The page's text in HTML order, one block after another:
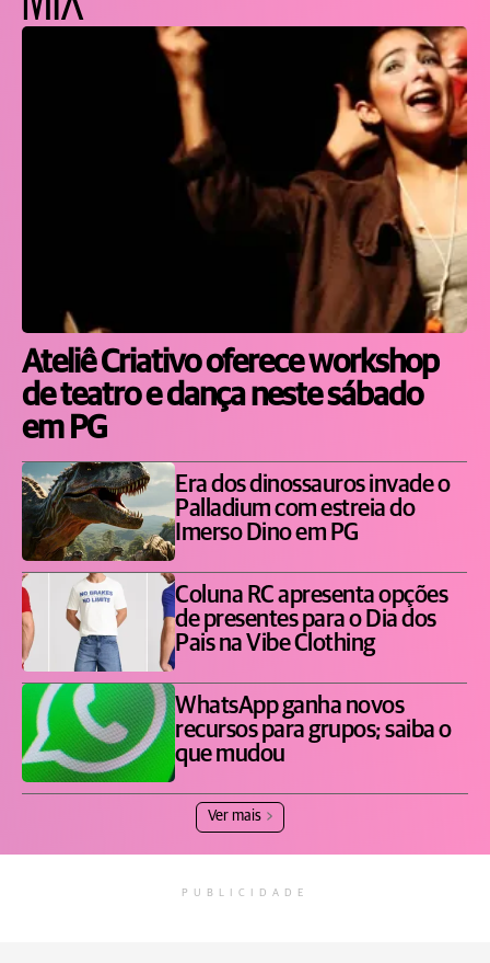
Ateliê Criativo oferece workshop
de teatro e dança neste sábado
em PG
Era dos dinossauros invade o
Palladium com estreia do
Imerso Dino em PG
Coluna RC apresenta opções
de presentes para o Dia dos
Pais na Vibe Clothing
WhatsApp ganha novos
recursos para grupos; saiba o
que mudou
Ver mais
PUBLICIDADE